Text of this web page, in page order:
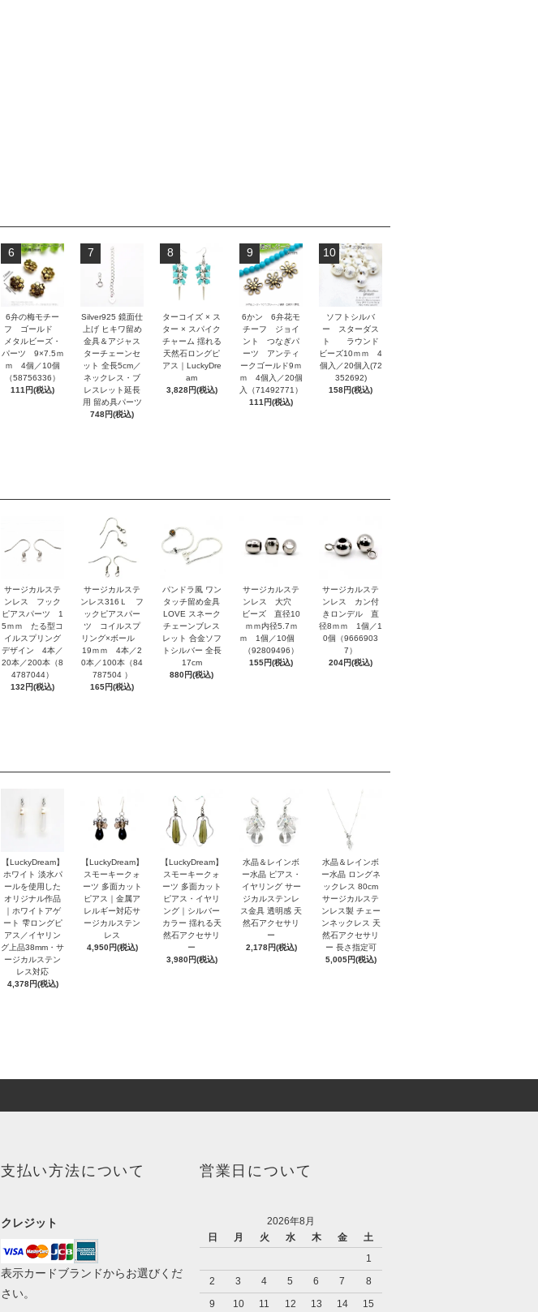
6
6弁の梅モチー
フ ゴールド
メタルビーズ・
パーツ 9×7.5ｍ
ｍ 4個／10個
（58756336）
111円(税込)
7
Silver925 鏡面仕
上げ ヒキワ留め
金具＆アジャス
ターチェーンセ
ット 全長5cm／
ネックレス・ブ
レスレット延長
用 留め具パーツ
748円(税込)
8
ターコイズ × ス
ター × スパイク
チャーム 揺れる
天然石ロングピ
アス｜LuckyDre
am
3,828円(税込)
9
6かン 6弁花モ
チーフ ジョイ
ント つなぎパ
ーツ アンティ
ークゴールド9ｍ
ｍ 4個入／20個
入（71492771）
111円(税込)
10
ソフトシルバ
ー スターダス
ト ラウンド
ビーズ10ｍｍ 4
個入／20個入(72
352692)
158円(税込)
サージカルステ
ンレス フック
ピアスパーツ 1
5ｍｍ たる型コ
イルスプリング
デザイン 4本／
20本／200本（8
4787044）
132円(税込)
サージカルステ
ンレス316Ｌ フ
ックピアスパー
ツ コイルスプ
リング×ボール
19ｍｍ 4本／2
0本／100本（84
787504 ）
165円(税込)
パンドラ風 ワン
タッチ留め金具
LOVE スネーク
チェーンブレス
レット 合金ソフ
トシルバー 全長
17cm
880円(税込)
サージカルステ
ンレス 大穴
ビーズ 直径10
ｍｍ内径5.7ｍ
ｍ 1個／10個
（92809496）
155円(税込)
サージカルステ
ンレス カン付
きロンデル 直
径8ｍｍ 1個／1
0個（9666903
7）
204円(税込)
【LuckyDream】
ホワイト 淡水パ
ールを使用した
オリジナル作品
｜ホワイトアゲ
ート 雫ロングピ
アス／イヤリン
グ上品38mm・サ
ージカルステン
レス対応
4,378円(税込)
【LuckyDream】
スモーキークォ
ーツ 多面カット
ピアス｜金属ア
レルギー対応サ
ージカルステン
レス
4,950円(税込)
【LuckyDream】
スモーキークォ
ーツ 多面カット
ピアス・イヤリ
ング｜シルバー
カラー 揺れる天
然石アクセサリ
ー
3,980円(税込)
水晶＆レインボ
ー水晶 ピアス・
イヤリング サー
ジカルステンレ
ス金具 透明感 天
然石アクセサリ
ー
2,178円(税込)
水晶＆レインボ
ー水晶 ロングネ
ックレス 80cm
サージカルステ
ンレス製 チェー
ンネックレス 天
然石アクセサリ
ー 長さ指定可
5,005円(税込)
支払い方法について
クレジット
表示カードブランドからお選びくだ
さい。
営業日について
2026年8月
日
月 火 水 木 金
土
1
2
3 4 5 6 7
8
9
10 11 12 13 14 15